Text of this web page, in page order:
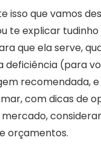
isso que vamos
te explicar
que ela serve,
deficiência (para
recomendada,
com dicas de
orçamentos.